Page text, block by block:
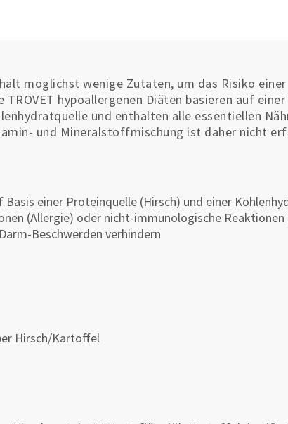
möglichst wenige Zutaten, um das Risiko
TROVET hypoallergenen Diäten basieren auf
und enthalten alle essentiellen
und Mineralstoffmischung ist daher nicht
einer Proteinquelle (Hirsch) und einer
(Allergie) oder nicht-immunologische
Beschwerden verhindern
Hirsch/Kartoffel